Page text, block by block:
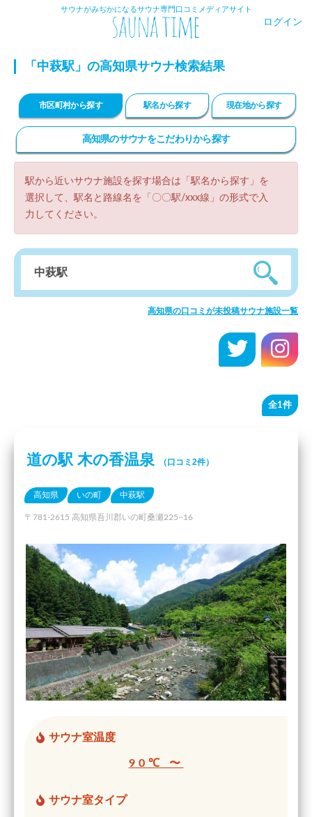
サウナがみぢかになるサウナ専門口コミメディアサイト
ログイン
「中萩駅」の高知県サウナ検索結果
市区町村から探す 駅名から探す 現在地から探す
高知県のサウナをこだわりから探す
駅から近いサウナ施設を探す場合は「駅名から探す」を
選択して、駅名と路線名を「〇〇駅/xxx線」の形式で入
力してください。
高知県の口コミが未投稿サウナ施設一覧
全1件
道の駅 木の香温泉 （口コミ2件）
高知県 いの町 中萩駅
〒781-2615 高知県吾川郡いの町桑瀬225−16
サウナ室温度
90℃ 〜
サウナ室タイプ